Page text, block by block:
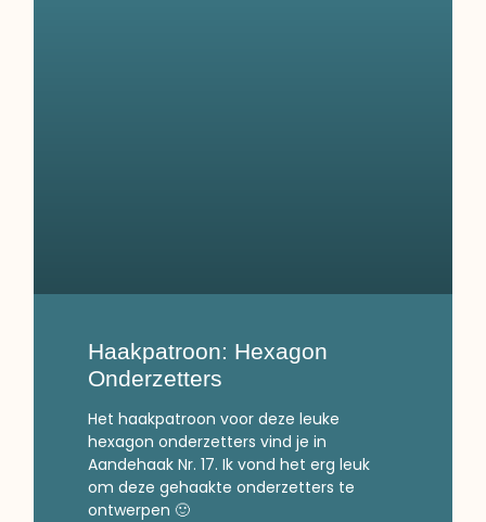
Haakpatroon: Hexagon
Onderzetters
Het haakpatroon voor deze leuke
hexagon onderzetters vind je in
Aandehaak Nr. 17. Ik vond het erg leuk
om deze gehaakte onderzetters te
ontwerpen 🙂